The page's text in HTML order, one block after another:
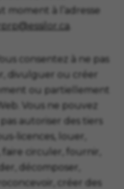
moment à l’adresse
consentez à ne pas
divulguer ou créer
ou partiellement
Vous ne pouvez
autoriser des tiers
licences, louer,
circuler, fournir,
décomposer,
créer des